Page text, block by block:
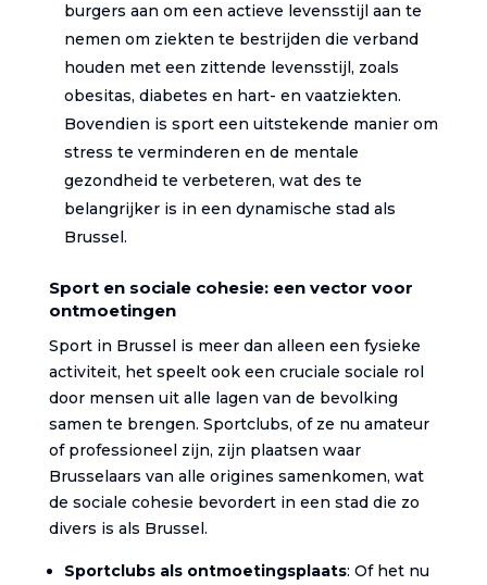
burgers aan om een actieve levensstijl aan te
nemen om ziekten te bestrijden die verband
houden met een zittende levensstijl, zoals
obesitas, diabetes en hart- en vaatziekten.
Bovendien is sport een uitstekende manier om
stress te verminderen en de mentale
gezondheid te verbeteren, wat des te
belangrijker is in een dynamische stad als
Brussel.
Sport en sociale cohesie: een vector voor
ontmoetingen
Sport in Brussel is meer dan alleen een fysieke
activiteit, het speelt ook een cruciale sociale rol
door mensen uit alle lagen van de bevolking
samen te brengen. Sportclubs, of ze nu amateur
of professioneel zijn, zijn plaatsen waar
Brusselaars van alle origines samenkomen, wat
de sociale cohesie bevordert in een stad die zo
divers is als Brussel.
Sportclubs als ontmoetingsplaats: Of het nu